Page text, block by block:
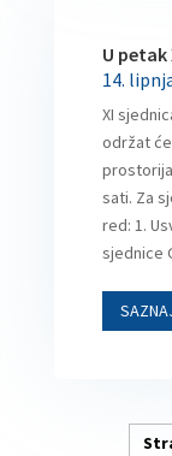
U petak
14.
XI
održat će
sati. Za
red: 1.
sjednice